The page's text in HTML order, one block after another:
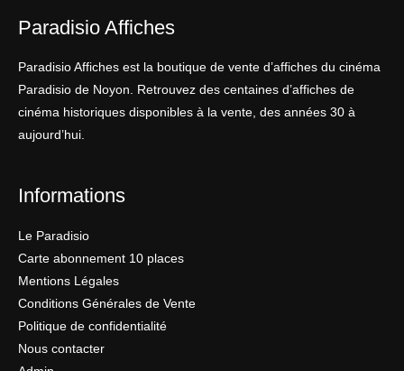
Paradisio Affiches
Paradisio Affiches est la boutique de vente d’affiches du cinéma
Paradisio de Noyon. Retrouvez des centaines d’affiches de
cinéma historiques disponibles à la vente, des années 30 à
aujourd’hui.
Informations
Le Paradisio
Carte abonnement 10 places
Mentions Légales
Conditions Générales de Vente
Politique de confidentialité
Nous contacter